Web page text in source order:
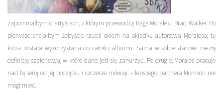
zapomniałbym o artystach, z którym przewodzą Rags Morales i Brad Walker. Po
pierwsze chciałbym żebyście rzucili okiem na okładkę autorstwa Moralesa; tę
która została wykorzystana do całości albumu. Sama w sobie stanowi niezłą
definicję szaleństwa, w które dane jest się zanurzyć. Po drugie, Morales pracuje
nad tą serią od jej początku i szczerze mówiąc – lepszego partnera Morrison nie
mógł mieć.